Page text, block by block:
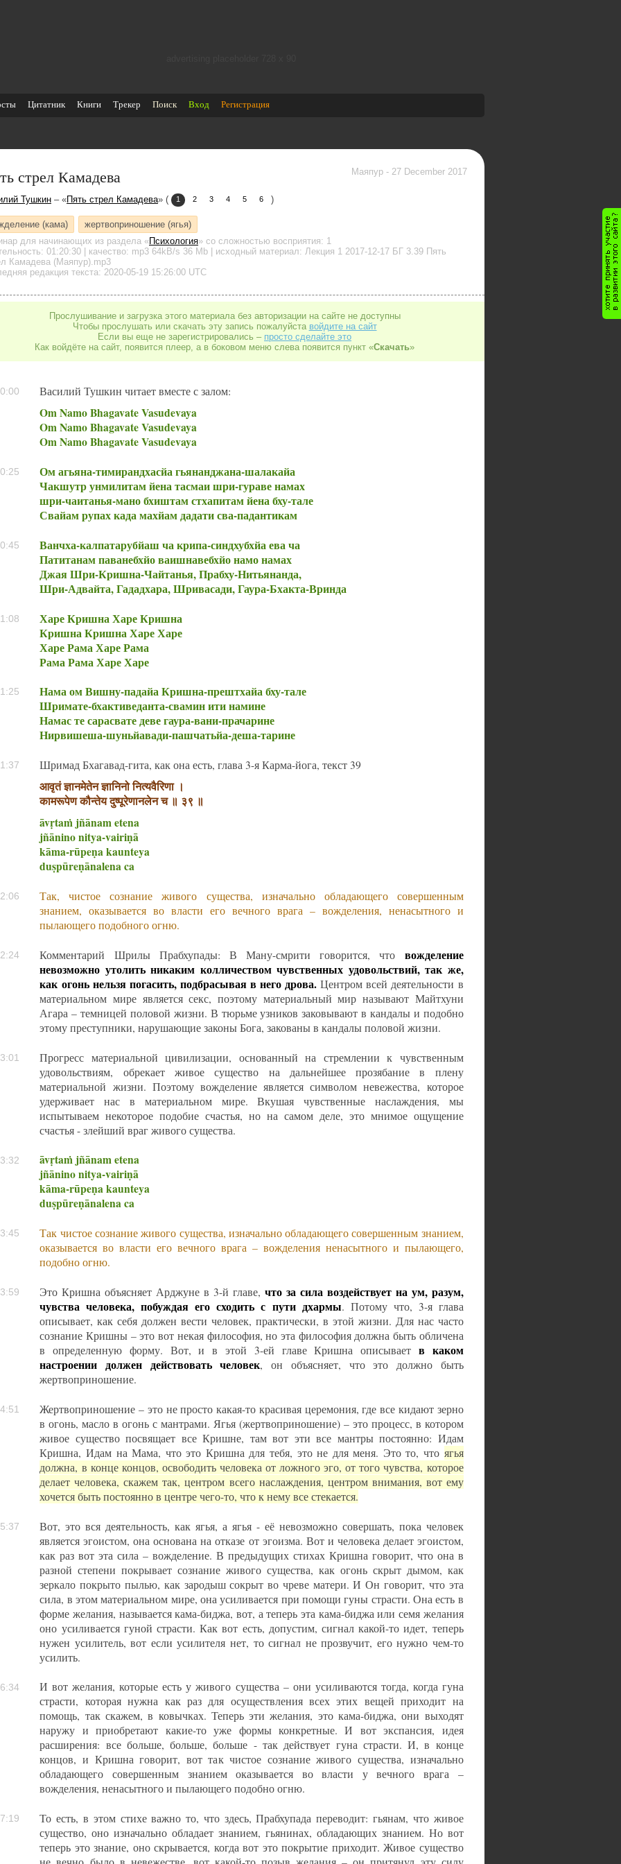
Цитатник Книги Трекер Поиск Вход Регистрация
стрел Камадева Маяпур - 27 December 2017
Тушкин – «Пять стрел Камадева» ( 1 2 3 4 5 6 )
(кама)
жертвоприношение (ягья)
для начинающих из раздела «Психология» со сложностью восприятия: 1
01:20:30 | качество: mp3 64kB/s 36 Mb | исходный материал: Лекция 1 2017-12-17 БГ 3.39 Пять
Камадева (Маяпур).mp3
редакция текста: 2020-05-19 15:26:00 UTC
Прослушивание и загрузка этого материала без авторизации на сайте не доступны
Чтобы прослушать или скачать эту запись пожалуйста войдите на сайт
Если вы еще не зарегистрировались – просто сделайте это
Как войдёте на сайт, появится плеер, а в боковом меню слева появится пункт «Скачать»
Василий Тушкин читает вместе с залом:
Om Namo Bhagavate Vasudevaya
Om Namo Bhagavate Vasudevaya
Om Namo Bhagavate Vasudevaya
Ом агьяна-тимирандхасйа гьянанджана-шалакайа
Чакшутр унмилитам йена тасмаи шри-гураве намах
шри-чаитанья-мано бхиштам стхапитам йена бху-тале
Свайам рупах када махйам дадати сва-падантикам
Ванчха-калпатарубйаш ча крипа-синдхубхйа ева ча
Патитанам паванебхйо ваишнавебхйо намо намах
Джая Шри-Кришна-Чайтанья, Прабху-Нитьянанда,
Шри-Адвайта, Гададхара, Шривасади, Гаура-Бхакта-Вринда
Харе Кришна Харе Кришна
Кришна Кришна Харе Харе
Харе Рама Харе Рама
Рама Рама Харе Харе
Нама ом Вишну-падайа Кришна-прештхайа бху-тале
Шримате-бхактиведанта-свамин ити намине
Намас те сарасвате деве гаура-вани-прачарине
Нирвишеша-шуньйавади-пашчатьйа-деша-тарине
Шримад Бхагавад-гита, как она есть, глава 3-я Карма-йога, текст 39
आवृतं ज्ञानमेतेन ज्ञानिनो नित्यवैरिणा ।
कामरूपेण कौन्तेय दुष्पूरेणानलेन च ॥ ३९ ॥
āvṛtaṁ jñānam etena
jñānino nitya-vairiṇā
kāma-rūpeṇa kaunteya
duṣpūreṇānalena ca
Так, чистое сознание живого существа, изначально обладающего совершенным
знанием, оказывается во власти его вечного врага – вожделения, ненасытного и
пылающего подобного огню.
Комментарий Шрилы Прабхупады: В Ману-смрити говорится, что вожделение
невозможно утолить никаким колличеством чувственных удовольствий, так же,
как огонь нельзя погасить, подбрасывая в него дрова. Центром всей деятельности в
материальном мире является секс, поэтому материальный мир называют Майтхуни
Агара – темницей половой жизни. В тюрьме узников заковывают в кандалы и подобно
этому преступники, нарушающие законы Бога, закованы в кандалы половой жизни.
Прогресс материальной цивилизации, основанный на стремлении к чувственным
удовольствиям, обрекает живое существо на дальнейшее прозябание в плену
материальной жизни. Поэтому вожделение является символом невежества, которое
удерживает нас в материальном мире. Вкушая чувственные наслаждения, мы
испытываем некоторое подобие счастья, но на самом деле, это мнимое ощущение
счастья - злейший враг живого существа.
āvṛtaṁ jñānam etena
jñānino nitya-vairiṇā
kāma-rūpeṇa kaunteya
duṣpūreṇānalena ca
Так чистое сознание живого существа, изначально обладающего совершенным знанием,
оказывается во власти его вечного врага – вожделения ненасытного и пылающего,
подобно огню.
Это Кришна объясняет Арджуне в 3-й главе, что за сила воздействует на ум, разум,
чувства человека, побуждая его сходить с пути дхармы. Потому что, 3-я глава
описывает, как себя должен вести человек, практически, в этой жизни. Для нас часто
сознание Кришны – это вот некая философия, но эта философия должна быть обличена
в определенную форму. Вот, и в этой 3-ей главе Кришна описывает в каком
настроении должен действовать человек, он объясняет, что это должно быть
жертвоприношение.
Жертвоприношение – это не просто какая-то красивая церемония, где все кидают зерно
в огонь, масло в огонь с мантрами. Ягья (жертвоприношение) – это процесс, в котором
живое существо посвящает все Кришне, там вот эти все мантры постоянно: Идам
Кришна, Идам на Мама, что это Кришна для тебя, это не для меня. Это то, что ягья
должна, в конце концов, освободить человека от ложного эго, от того чувства, которое
делает человека, скажем так, центром всего наслаждения, центром внимания, вот ему
хочется быть постоянно в центре чего-то, что к нему все стекается.
Вот, это вся деятельность, как ягья, а ягья - её невозможно совершать, пока человек
является эгоистом, она основана на отказе от эгоизма. Вот и человека делает эгоистом,
как раз вот эта сила – вожделение. В предыдущих стихах Кришна говорит, что она в
разной степени покрывает сознание живого существа, как огонь скрыт дымом, как
зеркало покрыто пылью, как зародыш сокрыт во чреве матери. И Он говорит, что эта
сила, в этом материальном мире, она усиливается при помощи гуны страсти. Она есть в
форме желания, называется кама-биджа, вот, а теперь эта кама-биджа или семя желания
оно усиливается гуной страсти. Как вот есть, допустим, сигнал какой-то идет, теперь
нужен усилитель, вот если усилителя нет, то сигнал не прозвучит, его нужно чем-то
усилить.
И вот желания, которые есть у живого существа – они усиливаются тогда, когда гуна
страсти, которая нужна как раз для осуществления всех этих вещей приходит на
помощь, так скажем, в ковычках. Теперь эти желания, это кама-биджа, они выходят
наружу и приобретают какие-то уже формы конкретные. И вот экспансия, идея
расширения: все больше, больше, больше - так действует гуна страсти. И, в конце
концов, и Кришна говорит, вот так чистое сознание живого существа, изначально
обладающего совершенным знанием оказывается во власти у вечного врага –
вожделения, ненасытного и пылающего подобно огню.
То есть, в этом стихе важно то, что здесь, Прабхупада переводит: гьянам, что живое
существо, оно изначально обладает знанием, гьянинах, обладающих знанием. Но вот
теперь это знание, оно скрывается, когда вот это покрытие приходит. Живое существо